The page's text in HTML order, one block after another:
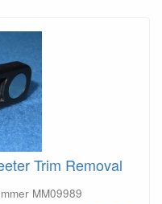
Trim Removal
MM09989